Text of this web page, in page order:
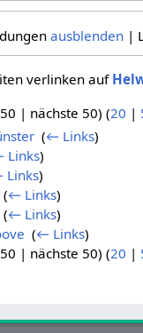
ausblenden|
verlinken auf
| nächste 50) (20 |
‎ (← Links)
Links)
Links)
(← Links)
(← Links)
(← Links)
| nächste 50) (20 |